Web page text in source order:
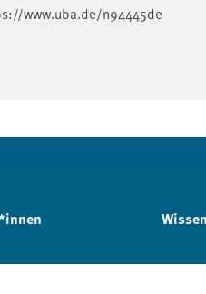
www.uba.de/n94445de